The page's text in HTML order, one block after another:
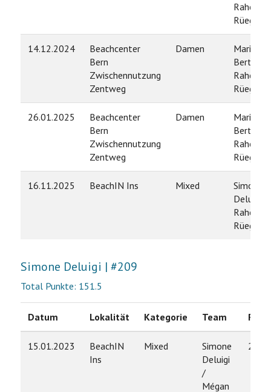
Rahel
Rüegg
14.12.2024
Beachcenter
Bern
Zwischennutzung
Zentweg
Damen
Marina
Bertoni /
Rahel
Rüegg
26.01.2025
Beachcenter
Bern
Zwischennutzung
Zentweg
Damen
Marina
Bertoni /
Rahel
Rüegg
16.11.2025 BeachIN Ins Mixed
Simone
Deluigi /
Rahel
Rüegg
Simone Deluigi | #209
Total Punkte: 151.5
Datum Lokalität Kategorie Team Rang
15.01.2023
BeachIN
Ins
Mixed
Simone
Deluigi
/
Mégan
2